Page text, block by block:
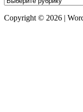
Copyright © 2026 |